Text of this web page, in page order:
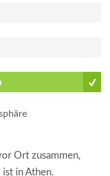
Ort zusammen,
ist in Athen.